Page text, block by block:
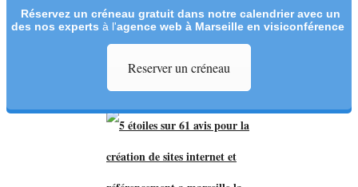
Réservez un créneau gratuit dans notre calendrier avec un
des nos experts à l'agence web à Marseille en visiconférence
Reserver un créneau